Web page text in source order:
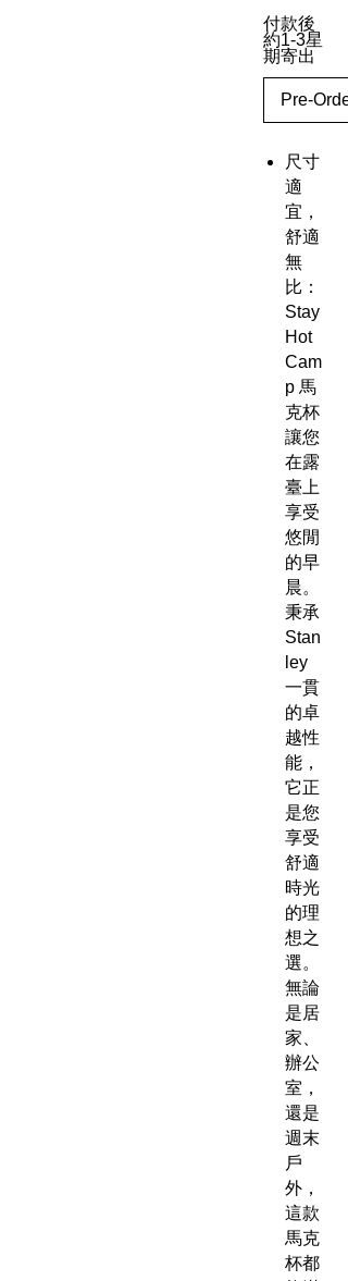
付款後
約1-3星
期寄出
Pre-Order
尺寸
適
宜，
舒適
無
比：
Stay
Hot
Cam
p 馬
克杯
讓您
在露
臺上
享受
悠閒
的早
晨。
秉承
Stan
ley
一貫
的卓
越性
能，
它正
是您
享受
舒適
時光
的理
想之
選。
無論
是居
家、
辦公
室，
還是
週末
戶
外，
這款
馬克
杯都